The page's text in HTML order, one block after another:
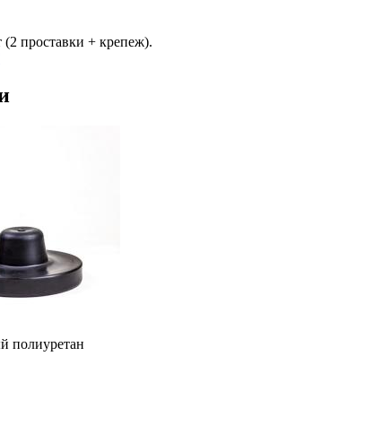
(2 проставки + крепеж).
полиуретан